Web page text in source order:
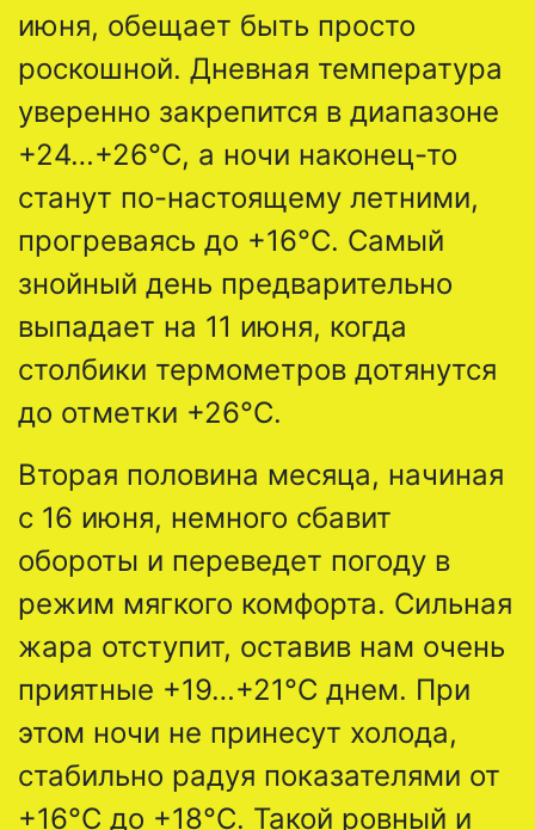
июня, обещает быть просто
роскошной. Дневная температура
уверенно закрепится в диапазоне
+24…+26°C, а ночи наконец-то
станут по-настоящему летними,
прогреваясь до +16°C. Самый
знойный день предварительно
выпадает на 11 июня, когда
столбики термометров дотянутся
до отметки +26°C.
Вторая половина месяца, начиная
с 16 июня, немного сбавит
обороты и переведет погоду в
режим мягкого комфорта. Сильная
жара отступит, оставив нам очень
приятные +19…+21°C днем. При
этом ночи не принесут холода,
стабильно радуя показателями от
+16°C до +18°C. Такой ровный и